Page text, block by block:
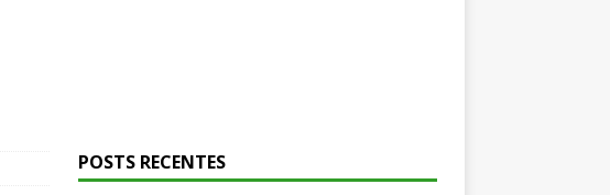
POSTS RECENTES